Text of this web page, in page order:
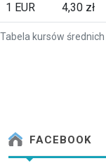
Tabela kursów
1 EUR 4,30 zł
FACEBOOK